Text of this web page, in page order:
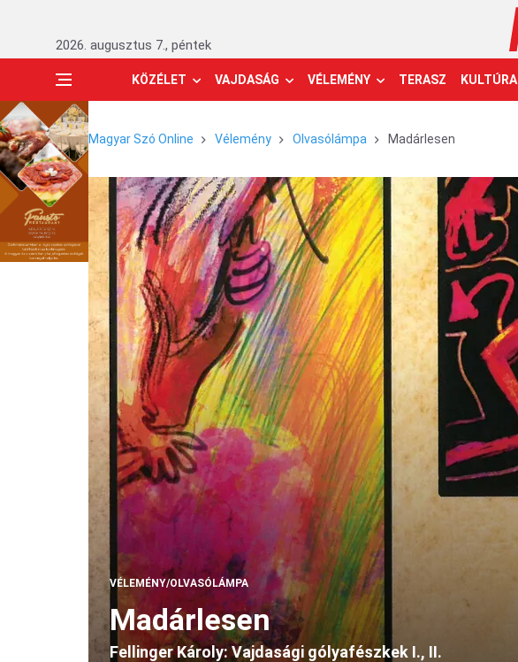
2026. augusztus 7., péntek
KÖZÉLET VAJDASÁG VÉLEMÉNY TERASZ KULTÚRA
Magyar Szó Online Vélemény Olvasólámpa Madárlesen
VÉLEMÉNY/OLVASÓLÁMPA
Madárlesen
Fellinger Károly: Vajdasági gólyafészkek I., II.